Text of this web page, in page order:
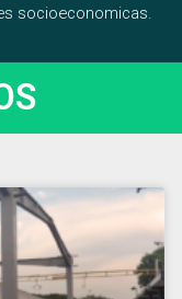
socioeconomicas.